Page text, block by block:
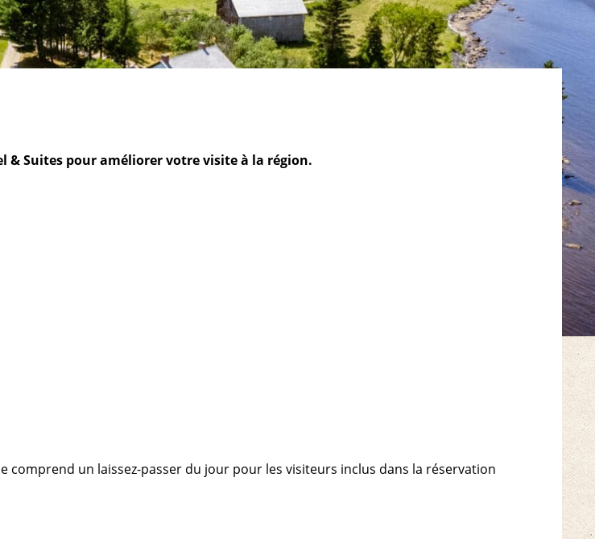
& Suites pour améliorer votre visite à la région.
comprend un laissez-passer du jour pour les visiteurs inclus dans la réservation